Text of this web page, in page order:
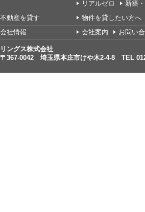
リアルゼロ
新築
不動産を貸す
物件を貸したい方へ
会社情報
会社案内 お問い
リングス株式会社
〒367-0042 埼玉県本庄市けや木2-4-8 TEL